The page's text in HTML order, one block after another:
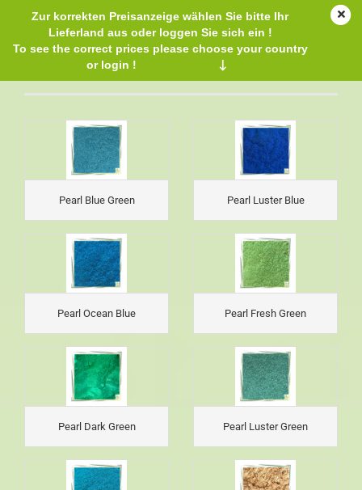
Zur korrekten Preisanzeige wählen Sie bitte Ihr
Lieferland aus oder loggen Sie sich ein !
To see the correct prices please choose your country
or login !
↓
Pearlescent MICAS
Pearl Blue Green Pearl Luster Blue
Pearl Ocean Blue Pearl Fresh Green
Pearl Dark Green Pearl Luster Green